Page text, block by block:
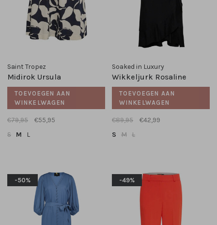
Saint Tropez
Midirok Ursula
TOEVOEGEN AAN
WINKELWAGEN
€79,95
€55,95
S
M L
Soaked in Luxury
Wikkeljurk Rosaline
TOEVOEGEN AAN
WINKELWAGEN
€89,95
€42,99
S
M L
-50% -49%